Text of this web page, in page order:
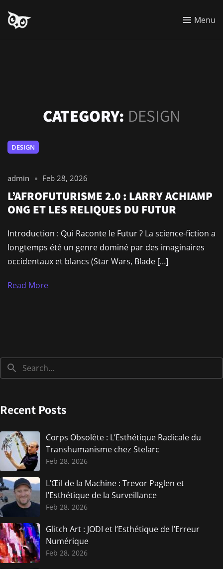
Menu
CATEGORY: DESIGN
DESIGN
admin Feb 28, 2026
L’AFROFUTURISME 2.0 : LARRY ACHIAMP
ONG ET LES RELIQUES DU FUTUR
Introduction : Qui Raconte le Futur ? La science-fiction a
longtemps été un genre dominé par des imaginaires
occidentaux et blancs (Star Wars, Blade […]
Read More
Recent Posts
Corps Obsolète : L’Esthétique Radicale du
Transhumanisme chez Stelarc
Feb 28, 2026
L’Œil de la Machine : Trevor Paglen et
l’Esthétique de la Surveillance
Feb 28, 2026
Glitch Art : JODI et l’Esthétique de l’Erreur
Numérique
Feb 28, 2026